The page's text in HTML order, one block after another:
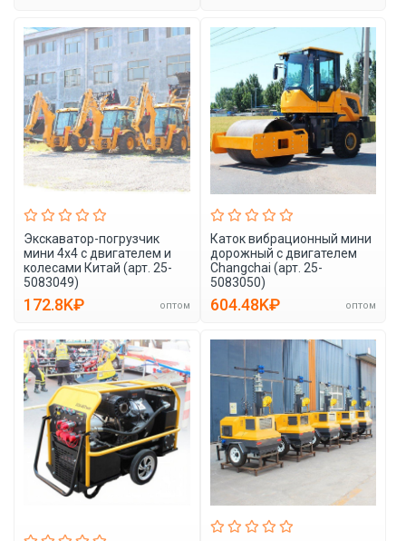
Экскаватор-погрузчик
мини 4x4 с двигателем и
колесами Китай (арт. 25-
5083049)
172.8K₽ оптом
Каток вибрационный мини
дорожный с двигателем
Changchai (арт. 25-
5083050)
604.48K₽ оптом